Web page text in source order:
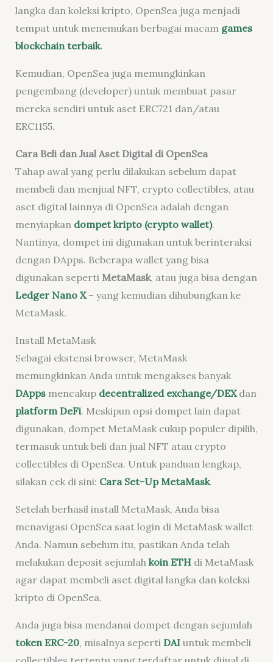
langka dan koleksi kripto, OpenSea juga menjadi
tempat untuk menemukan berbagai macam games
blockchain terbaik.
Kemudian, OpenSea juga memungkinkan
pengembang (developer) untuk membuat pasar
mereka sendiri untuk aset ERC721 dan/atau
ERC1155.
Cara Beli dan Jual Aset Digital di OpenSea
Tahap awal yang perlu dilakukan sebelum dapat
membeli dan menjual NFT, crypto collectibles, atau
aset digital lainnya di OpenSea adalah dengan
menyiapkan dompet kripto (crypto wallet).
Nantinya, dompet ini digunakan untuk berinteraksi
dengan DApps. Beberapa wallet yang bisa
digunakan seperti MetaMask, atau juga bisa dengan
Ledger Nano X– yang kemudian dihubungkan ke
MetaMask.
Install MetaMask
Sebagai ekstensi browser, MetaMask
memungkinkan Anda untuk mengakses banyak
DAppsmencakup decentralized exchange/DEXdan
platform DeFi. Meskipun opsi dompet lain dapat
digunakan, dompet MetaMask cukup populer dipilih,
termasuk untuk beli dan jual NFT atau crypto
collectibles di OpenSea. Untuk panduan lengkap,
silakan cek di sini: Cara Set-Up MetaMask.
Setelah berhasil install MetaMask, Anda bisa
menavigasi OpenSea saat login di MetaMask wallet
Anda. Namun sebelum itu, pastikan Anda telah
melakukan deposit sejumlah koin ETHdi MetaMask
agar dapat membeli aset digital langka dan koleksi
kripto di OpenSea.
Anda juga bisa mendanai dompet dengan sejumlah
token ERC-20, misalnya seperti DAIuntuk membeli